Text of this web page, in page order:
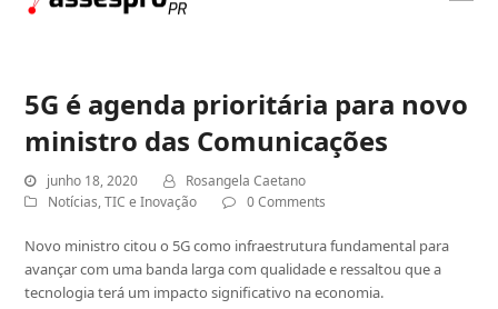
5G é agenda prioritária para novo
ministro das Comunicações
junho 18, 2020
Rosangela Caetano
Notícias,TIC e Inovação 0 Comments
Novo ministro citou o 5G como infraestrutura fundamental para
avançar com uma banda larga com qualidade e ressaltou que a
tecnologia terá um impacto significativo na economia.